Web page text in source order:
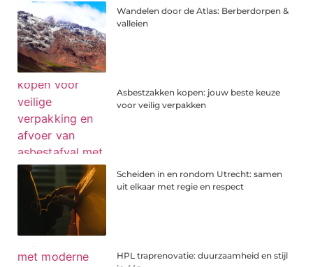
Wandelen door de Atlas: Berberdorpen &
valleien
Asbestzakken kopen: jouw beste keuze
voor veilig verpakken
Scheiden in en rondom Utrecht: samen
uit elkaar met regie en respect
HPL traprenovatie: duurzaamheid en stijl